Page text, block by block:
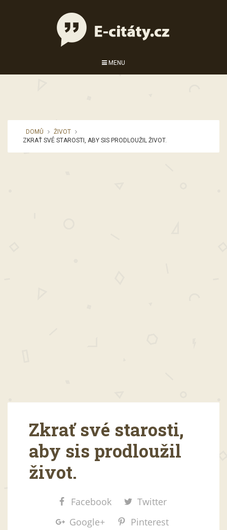
MENU
DOMŮ
ŽIVOT
ZKRAŤ SVÉ STAROSTI, ABY SIS PRODLOUŽIL ŽIVOT.
Zkrať své starosti,
aby sis prodloužil
život.
Facebook
Twitter
Google+
Pinterest